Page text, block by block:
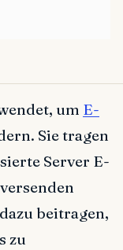
um E-
Sie tragen
Server E-
beitragen,
zu